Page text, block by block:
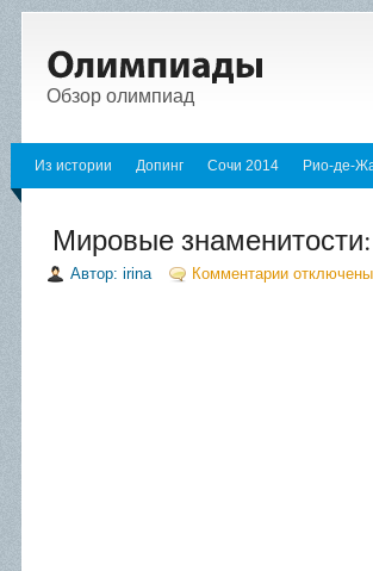
Обзор олимпиад
Из истории Допинг Сочи 2014 Рио-де-
Мировые
Автор: irina Комментарии отключены